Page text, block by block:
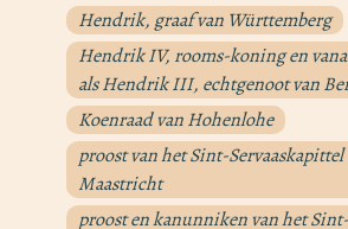
Hendrik, graaf van Württemberg
Hendrik IV, rooms-koning en
als Hendrik III, echtgenoot van
Koenraad van Hohenlohe
proost van het Sint-Servaaskapittel
Maastricht
proost en kanunniken van het Sint-